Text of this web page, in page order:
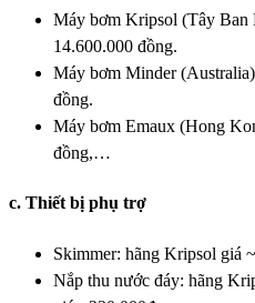
Máy bơm Kripsol (Tây Ban
14.600.000 đồng.
Máy bơm Minder
đồng.
Máy bơm Emaux (Hong
đồng,…
c. Thiết bị phụ trợ
Skimmer: hãng Kripsol giá
Nắp thu nước đáy: hãng